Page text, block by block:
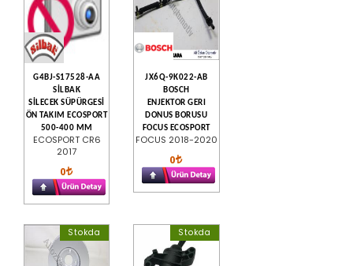
G4BJ-S17528-AA
SİLBAK
SİLECEK SÜPÜRGESİ
ÖN TAKIM ECOSPORT
500-400 MM
ECOSPORT CR6
2017
0
JX6Q-9K022-AB
BOSCH
ENJEKTOR GERI
DONUS BORUSU
FOCUS ECOSPORT
FOCUS 2018-2020
0
Stokda Stokda